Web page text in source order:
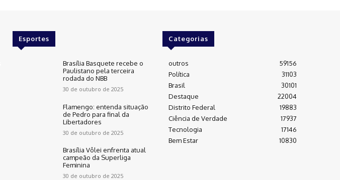
Esportes
Brasília Basquete recebe o
Paulistano pela terceira
rodada do NBB
30 de outubro de 2025
Flamengo: entenda situação
de Pedro para final da
Libertadores
30 de outubro de 2025
Brasília Vôlei enfrenta atual
campeão da Superliga
Feminina
30 de outubro de 2025
Categorias
outros
59156
Política
31103
Brasil
30101
Destaque
22004
Distrito Federal
19883
Ciência de Verdade
17937
Tecnologia
17146
Bem Estar
10830